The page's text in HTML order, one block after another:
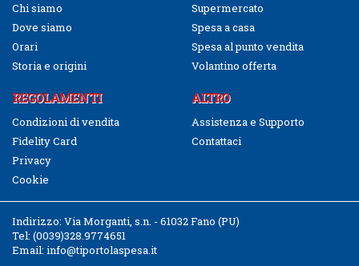
Chi siamo
Dove siamo
Orari
Storia e origini
Supermercato
Spesa a casa
Spesa al punto vendita
Volantino offerta
REGOLAMENTI
Condizioni di vendita
Fidelity Card
Privacy
Cookie
ALTRO
Assistenza e Supporto
Contattaci
Indirizzo: Via Morganti, s.n. - 61032 Fano (PU)
Tel: (0039)328.9774651
Email: info@tiportolaspesa.it